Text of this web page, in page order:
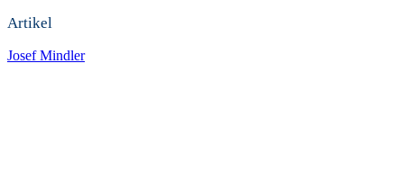
Artikel
Josef Mindler